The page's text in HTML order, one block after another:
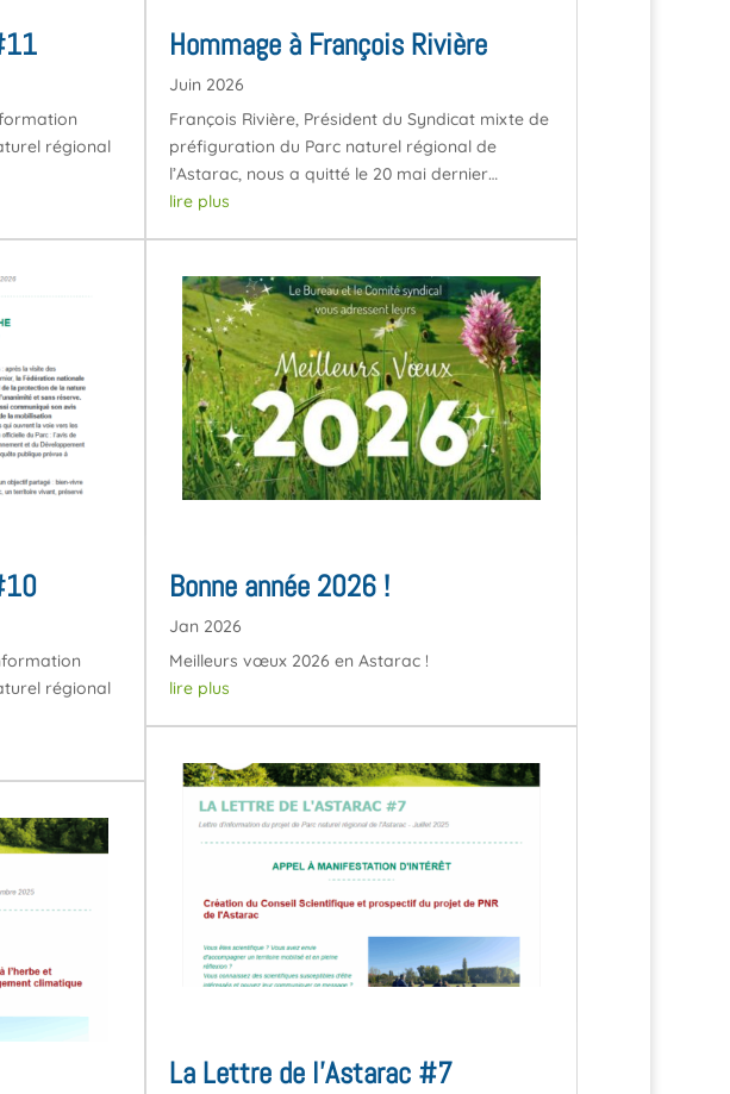
régional
régional
Hommage à François Rivière
Juin 2026
François Rivière, Président du Syndicat mixte de
préfiguration du Parc naturel régional de
l’Astarac, nous a quitté le 20 mai dernier…
lire plus
Bonne année 2026 !
Jan 2026
Meilleurs vœux 2026 en Astarac !
lire plus
La Lettre de l’Astarac #7